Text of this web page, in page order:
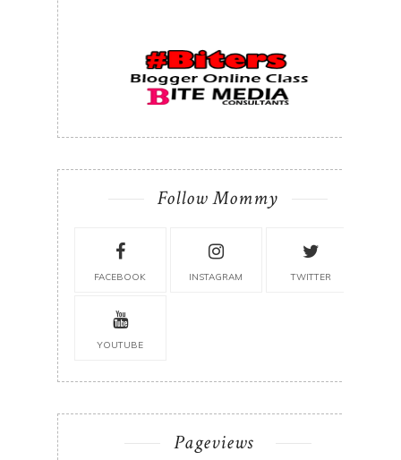
Follow Mommy
FACEBOOK INSTAGRAM TWITTER
YOUTUBE
Pageviews